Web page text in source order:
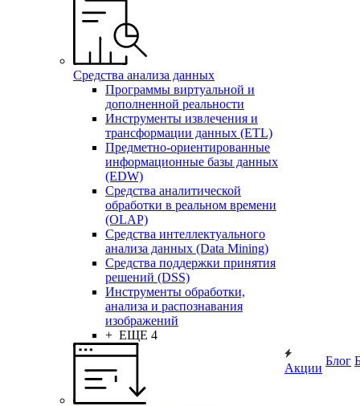
Средства анализа данных
Программы виртуальной и
дополненной реальности
Инструменты извлечения и
трансформации данных (ETL)
Предметно-ориентированные
информационные базы данных
(EDW)
Средства аналитической
обработки в реальном времени
(OLAP)
Средства интеллектуального
анализа данных (Data Mining)
Средства поддержки принятия
решений (DSS)
Инструменты обработки,
анализа и распознавания
изображений
+ ЕЩЕ 4
Акции
Блог